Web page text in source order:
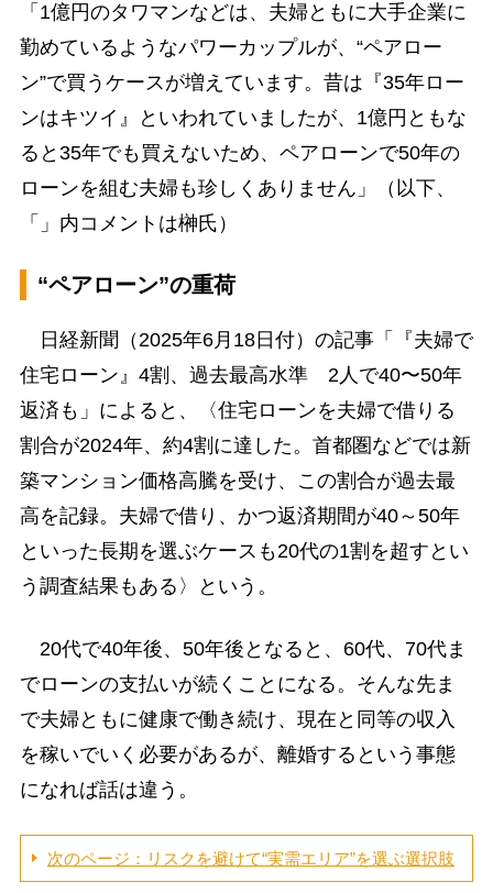
「1億円のタワマンなどは、夫婦ともに大手企業に
勤めているようなパワーカップルが、“ペアロー
ン”で買うケースが増えています。昔は『35年ロー
ンはキツイ』といわれていましたが、1億円ともな
ると35年でも買えないため、ペアローンで50年の
ローンを組む夫婦も珍しくありません」（以下、
「」内コメントは榊氏）
“ペアローン”の重荷
日経新聞（2025年6月18日付）の記事「『夫婦で
住宅ローン』4割、過去最高水準 2人で40〜50年
返済も」によると、〈住宅ローンを夫婦で借りる
割合が2024年、約4割に達した。首都圏などでは新
築マンション価格高騰を受け、この割合が過去最
高を記録。夫婦で借り、かつ返済期間が40～50年
といった長期を選ぶケースも20代の1割を超すとい
う調査結果もある〉という。
20代で40年後、50年後となると、60代、70代ま
でローンの支払いが続くことになる。そんな先ま
で夫婦ともに健康で働き続け、現在と同等の収入
を稼いでいく必要があるが、離婚するという事態
になれば話は違う。
次のページ：リスクを避けて“実需エリア”を選ぶ選択肢